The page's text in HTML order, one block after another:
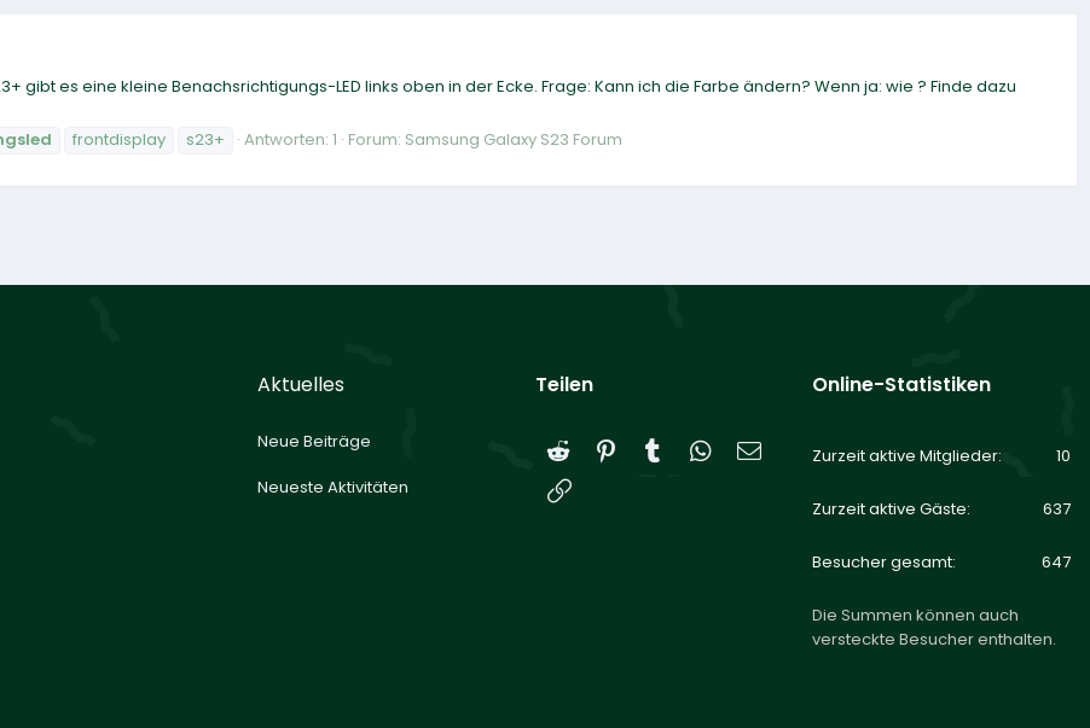
gibt es eine kleine Benachsrichtigungs-LED links oben in der Ecke. Frage: Kann ich die Farbe ändern? Wenn ja: wie ? Finde dazu
frontdisplay s23+ Antworten: 1 Forum: Samsung Galaxy S23 Forum
Aktuelles
Neue Beiträge
Neueste Aktivitäten
Teilen
Reddit Pinterest
Tumblr WhatsApp
E-Mail
Online-Statistiken
Zurzeit aktive Mitglieder 10
Zurzeit aktive Gäste 637
Besucher gesamt 647
Die Summen können auch
versteckte Besucher enthalten.